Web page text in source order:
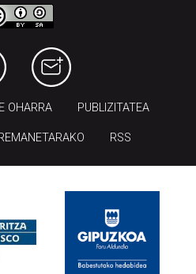
OHARRA PUBLIZITATEA
RSS